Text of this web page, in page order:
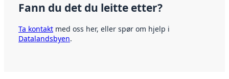
Fann du det du leitte etter?
Ta kontakt med oss her, eller spør om hjelp i
Datalandsbyen.